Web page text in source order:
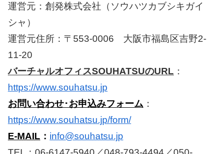
運営元：創発株式会社（ソウハツカブシキガイ
シャ）
運営元住所：〒553-0006 大阪市福島区吉野2-
11-20
バーチャルオフィスSOUHATSUのURL ：
https://www.souhatsu.jp
お問い合わせ･お申込みフォーム ：
https://www.souhatsu.jp/form/
E-MAIL ： info@souhatsu.jp